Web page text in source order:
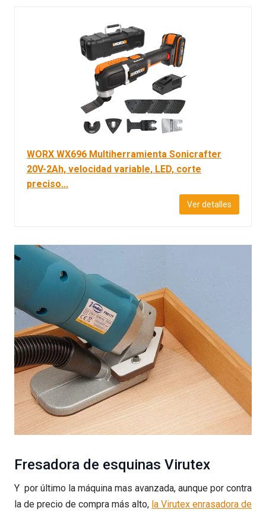
WORX WX696 Multiherramienta Sonicrafter
20V-2Ah, velocidad variable, LED, corte
preciso...
Ver detalles
Fresadora de esquinas Virutex
Y por último la máquina mas avanzada, aunque por contra
la de precio de compra más alto, la Virutex enrasadora de